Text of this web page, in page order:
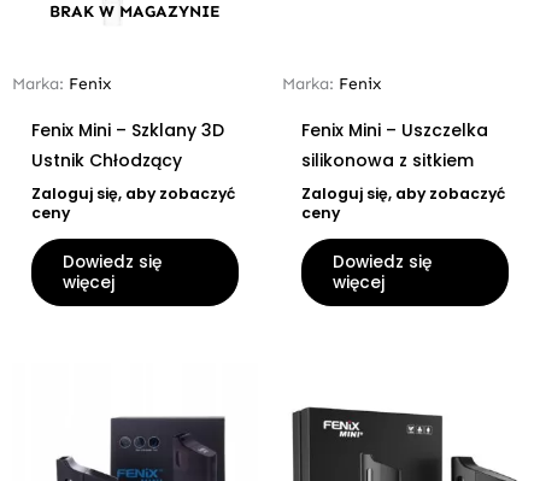
BRAK W MAGAZYNIE
Marka: Fenix
Fenix Mini – Szklany 3D
Ustnik Chłodzący
Zaloguj się, aby zobaczyć
ceny
Dowiedz się
więcej
Marka: Fenix
Fenix Mini – Uszczelka
silikonowa z sitkiem
Zaloguj się, aby zobaczyć
ceny
Dowiedz się
więcej